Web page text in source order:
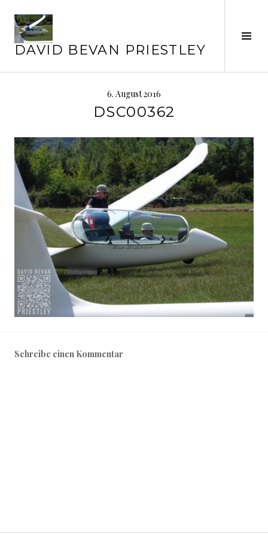
zum
Inhalt
DAVID BEVAN PRIESTLEY
6. August 2016
DSC00362
Schreibe einen Kommentar